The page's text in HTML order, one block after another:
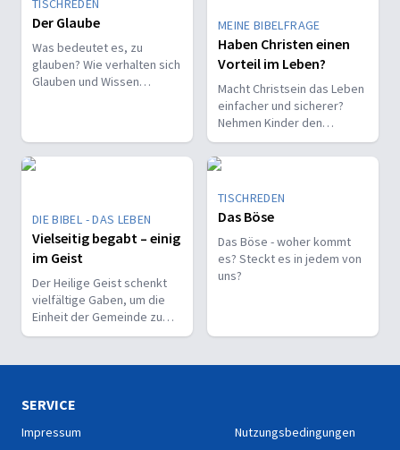
TISCHREDEN
Der Glaube
Was bedeutet es, zu
glauben? Wie verhalten sich
Glauben und Wissen
MEINE BIBELFRAGE
Haben Christen einen
Vorteil im Leben?
Macht Christsein das Leben
einfacher und sicherer?
Nehmen Kinder den
Glauben leichter an als
Erwachsene?
DIE BIBEL - DAS LEBEN
Vielseitig begabt – einig
im Geist
Der Heilige Geist schenkt
vielfältige Gaben, um die
Einheit der Gemeinde zu
stärken und sie zu
Menschen zu bekennen.
TISCHREDEN
Das Böse
Das Böse - woher kommt
es? Steckt es in jedem von
uns?
SERVICE
Impressum
Nutzungsbedingungen